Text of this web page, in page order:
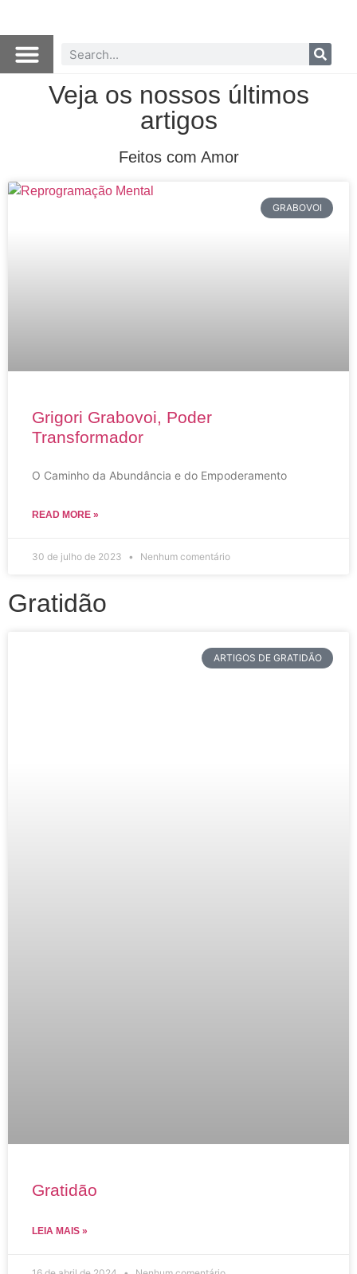
Veja os nossos últimos
artigos
Feitos com Amor
GRABOVOI
Grigori Grabovoi, Poder
Transformador
O Caminho da Abundância e do Empoderamento
READ MORE »
30 de julho de 2023 Nenhum comentário
Gratidão
ARTIGOS DE GRATIDÃO
Gratidão
LEIA MAIS »